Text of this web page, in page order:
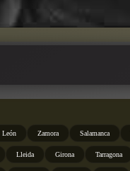
León Zamora Salamanca
Lleida Girona Tarragona